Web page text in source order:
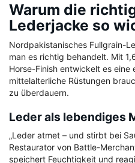
Warum die
Lederjacke so
Nordpakistanisches Fullgrain-
man es richtig behandelt. Mit
Horse-Finish entwickelt es eine
mittelalterliche Rüstungen
zu überdauern.
Leder als lebendiges
„Leder atmet – und stirbt bei
Restaurator von Battle-
speichert Feuchtigkeit und